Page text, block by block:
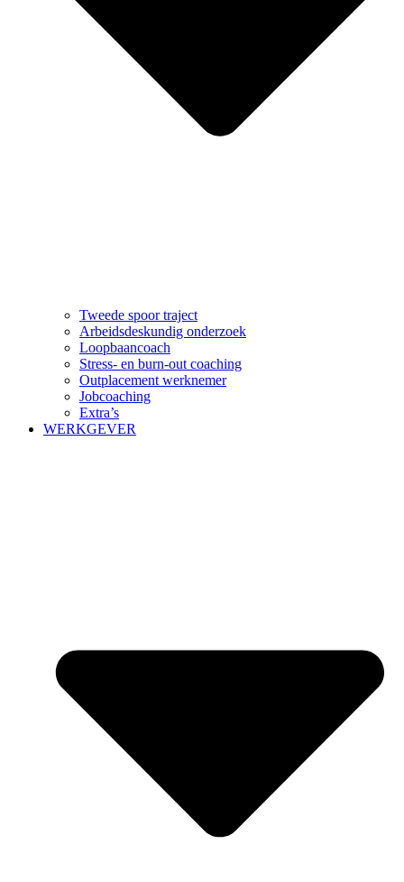
Tweede spoor traject
Arbeidsdeskundig onderzoek
Loopbaancoach
Stress- en burn-out coaching
Outplacement werknemer
Jobcoaching
Extra’s
WERKGEVER